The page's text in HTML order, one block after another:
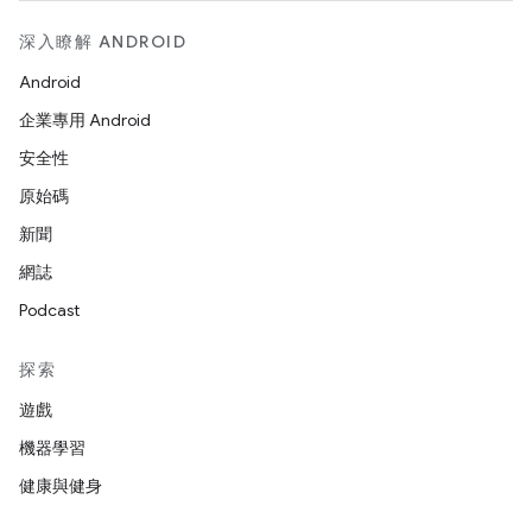
深入瞭解 ANDROID
Android
企業專用 Android
安全性
原始碼
新聞
網誌
Podcast
探索
遊戲
機器學習
健康與健身